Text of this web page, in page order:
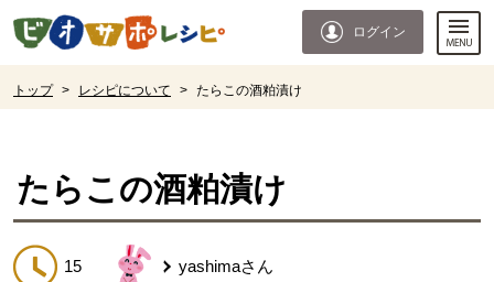
ページの先頭です。
ログイン
トップ > レシピについて > たらこの酒粕漬け
たらこの酒粕漬け
15 yashimaさん